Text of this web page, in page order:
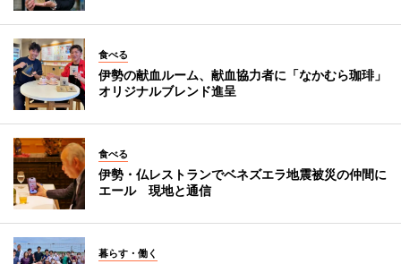
食べる
伊勢の献血ルーム、献血協力者に「なかむら珈琲」
オリジナルブレンド進呈
食べる
伊勢・仏レストランでベネズエラ地震被災の仲間に
エール 現地と通信
暮らす・働く